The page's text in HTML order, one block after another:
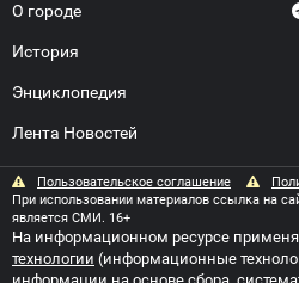
О городе
История
Энциклопедия
Лента Новостей
Пользовательское соглашение
При использовании материалов ссылка на
является СМИ. 16+
На информационном ресурсе
технологии (информационные